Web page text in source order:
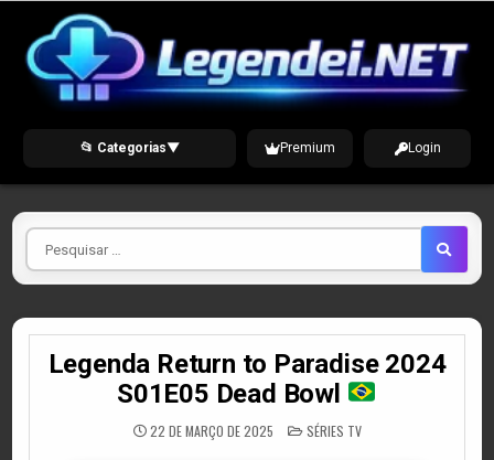
content
📂 Categorias▼ Premium Login
Pesquisar
por
Legenda Return to Paradise 2024
S01E05 Dead Bowl
22 DE MARÇO DE 2025 POSTED
IN
SÉRIES TV